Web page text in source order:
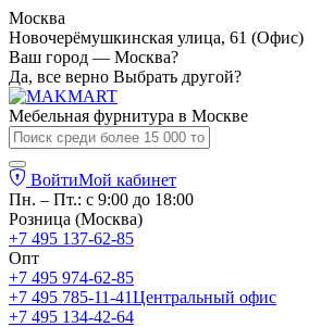
Москва
Новочерёмушкинская улица, 61 (Офис)
Ваш город — Москва?
Да, все верно Выбрать другой?
Мебельная фурнитура в Москве
ВойтиМой кабинет
Пн. – Пт.: с 9:00 до 18:00
Розница (Москва)
+7 495 137-62-85
Опт
+7 495 974-62-85
+7 495 785-11-41Центральный офис
+7 495 134-42-64